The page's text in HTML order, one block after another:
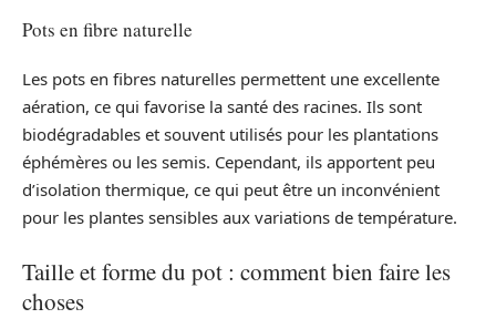
Pots en fibre naturelle
Les pots en fibres naturelles permettent une excellente
aération, ce qui favorise la santé des racines. Ils sont
biodégradables et souvent utilisés pour les plantations
éphémères ou les semis. Cependant, ils apportent peu
d’isolation thermique, ce qui peut être un inconvénient
pour les plantes sensibles aux variations de température.
Taille et forme du pot : comment bien faire les
choses